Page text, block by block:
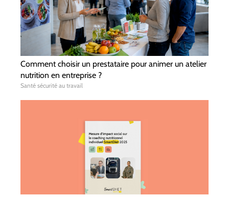
Comment choisir un prestataire pour animer un atelier
nutrition en entreprise ?
Santé sécurité au travail